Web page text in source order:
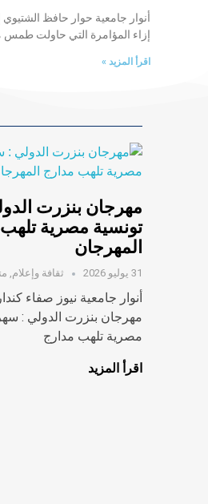
أنوار جامعية حوار حافظ
إزاء المؤامرة التي حاولت طمس
اقرأ المزيد »
مهرجان بنزرت
تونسية مصرية
المهرجان
31 يوليو 2026 ثقافة وإعلام,
أنوار جامعية نيوز صفاء
مهرجان بنزرت الدولي :
مصرية تلهب مدارج
اقرأ المزيد